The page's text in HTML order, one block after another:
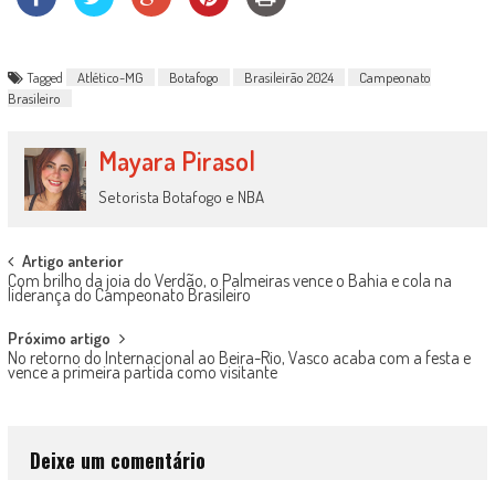
Tagged Atlético-MG Botafogo Brasileirão 2024
Campeonato
Brasileiro
Mayara Pirasol
Setorista Botafogo e NBA
Post
navigation
Artigo anterior
Com brilho da joia do Verdão, o Palmeiras vence o Bahia e cola na
liderança do Campeonato Brasileiro
Próximo artigo
No retorno do Internacional ao Beira-Rio, Vasco acaba com a festa e
vence a primeira partida como visitante
Deixe um comentário